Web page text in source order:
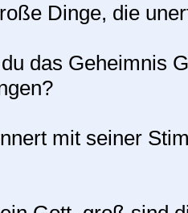
Dinge, die
das Geheimnis
mit seiner